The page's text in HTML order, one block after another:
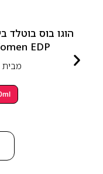
Bottled Beyond for Women EDP
מבית
100ml